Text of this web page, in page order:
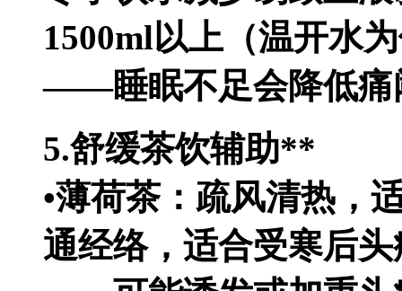
1500ml以上（温开水
——睡眠不足会降低痛
5.舒缓茶饮辅助**
•薄荷茶：疏风清热，
通经络，适合受寒后